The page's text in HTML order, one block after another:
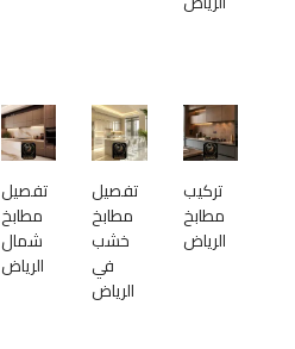
تركيب
مطابخ
الرياض
تفصيل
مطابخ
خشب
في
الرياض
تفصيل
مطابخ
شمال
الرياض